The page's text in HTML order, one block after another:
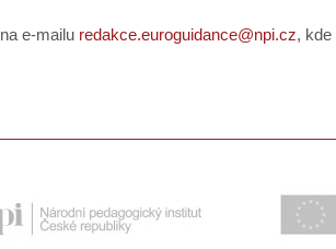
na e-mailu redakce.euroguidance@npi.cz,